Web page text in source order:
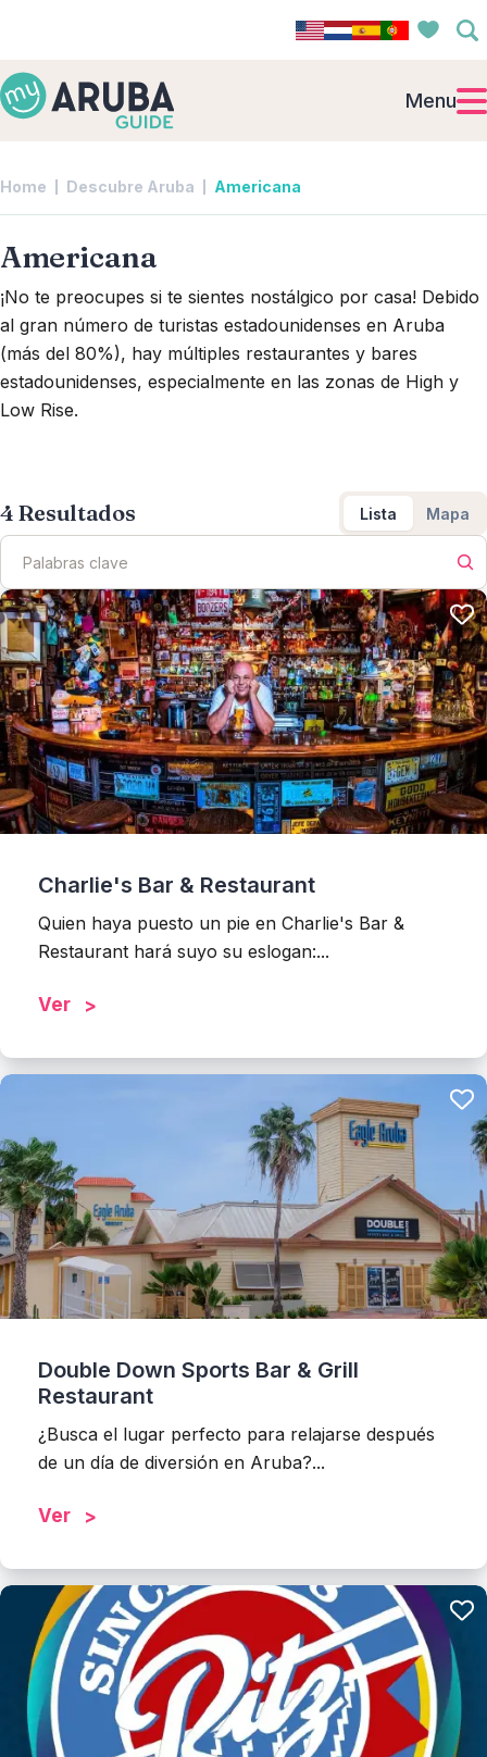
Menu
Home Descubre Aruba Americana
Americana
¡No te preocupes si te sientes nostálgico por casa! Debido
al gran número de turistas estadounidenses en Aruba
(más del 80%), hay múltiples restaurantes y bares
estadounidenses, especialmente en las zonas de High y
Low Rise.
4 Resultados Lista Mapa
Charlie's Bar & Restaurant
Quien haya puesto un pie en Charlie's Bar &
Restaurant hará suyo su eslogan:...
Ver
Double Down Sports Bar & Grill
Restaurant
¿Busca el lugar perfecto para relajarse después
de un día de diversión en Aruba?...
Ver